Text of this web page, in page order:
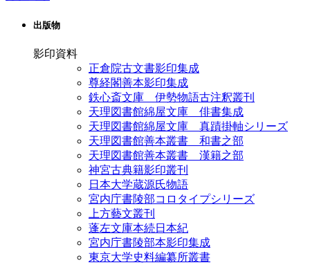
出版物
影印資料
正倉院古文書影印集成
尊経閣善本影印集成
鉄心斎文庫 伊勢物語古注釈叢刊
天理図書館綿屋文庫 俳書集成
天理図書館綿屋文庫 真蹟掛軸シリーズ
天理図書館善本叢書 和書之部
天理図書館善本叢書 漢籍之部
神宮古典籍影印叢刊
日本大学蔵源氏物語
宮内庁書陵部コロタイプシリーズ
上方藝文叢刊
蓬左文庫本続日本紀
宮内庁書陵部本影印集成
東京大学史料編纂所叢書